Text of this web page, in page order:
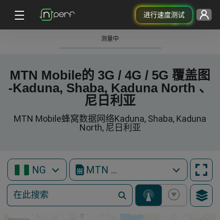
进行速度测试
测量中
MTN Mobile的 3G / 4G / 5G 覆盖图
-Kaduna, Shaba, Kaduna North 、
尼日利亚
MTN Mobile蜂窝数据网络Kaduna, Shaba, Kaduna
North, 尼日利亚
NG MTN Mobile